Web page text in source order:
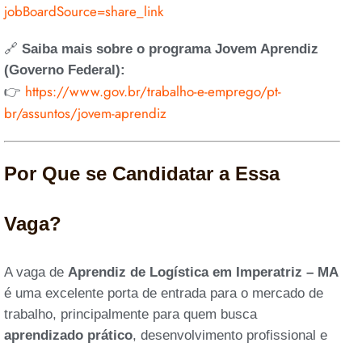
jobBoardSource=share_link
🔗 Saiba mais sobre o programa Jovem Aprendiz
(Governo Federal):
👉 https://www.gov.br/trabalho-e-emprego/pt-
br/assuntos/jovem-aprendiz
Por Que se Candidatar a Essa
Vaga?
A vaga de Aprendiz de Logística em Imperatriz – MA
é uma excelente porta de entrada para o mercado de
trabalho, principalmente para quem busca
aprendizado prático, desenvolvimento profissional e